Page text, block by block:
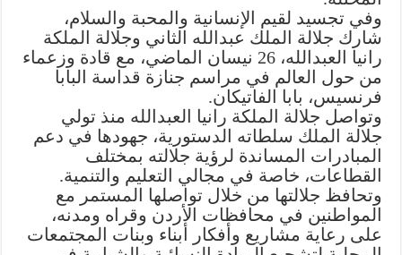
وفي تجسيد لقيم الإنسانية والمحبة والسلام،
شارك جلالة الملك عبدالله الثاني وجلالة الملكة
رانيا العبدالله، 26 نيسان الماضي، مع قادة وزعماء
من حول العالم في مراسم جنازة قداسة البابا
فرنسيس، بابا الفاتيكان.
وتواصل جلالة الملكة رانيا العبدالله منذ تولي
جلالة الملك سلطاته الدستورية، جهودها في دعم
المبادرات المساندة لرؤية جلالته بمختلف
القطاعات، خاصة في مجالي التعليم والتنمية.
وتحافظ جلالتها من خلال تواصلها المستمر مع
المواطنين في محافظات الأردن وقراه ومدنه،
على رعاية مشاريع وأفكار أبناء وبنات المجتمعات